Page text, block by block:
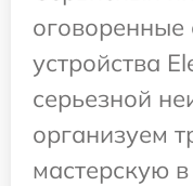
оговоренные
устройства
серьезной
организуем
мастерскую